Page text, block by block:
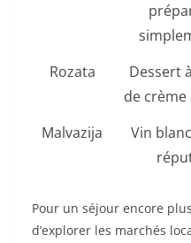
Rozata
Dessert
de
Malvazija
Vin
Pour un séjour encore
d’explorer les marchés